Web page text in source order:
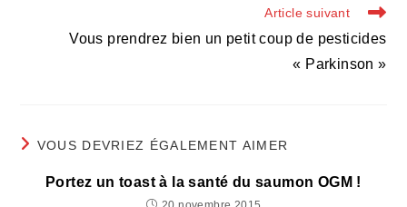
Article suivant
Vous prendrez bien un petit coup de pesticides
« Parkinson »
VOUS DEVRIEZ ÉGALEMENT AIMER
Portez un toast à la santé du saumon OGM !